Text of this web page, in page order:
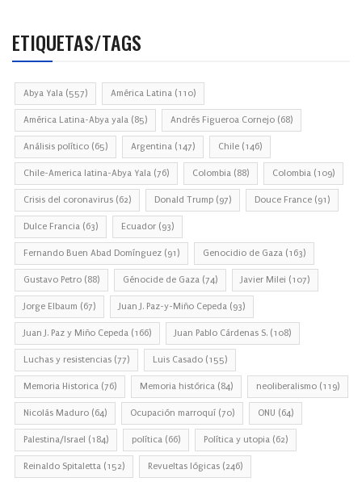
ETIQUETAS/TAGS
Abya Yala (557) América Latina (110)
América Latina-Abya yala (85) Andrés Figueroa Cornejo (68)
Análisis político (65) Argentina (147) Chile (146)
Chile-America latina-Abya Yala (76) Colombia (88) Colombia (109)
Crisis del coronavirus (62) Donald Trump (97) Douce France (91)
Dulce Francia (63) Ecuador (93)
Fernando Buen Abad Domínguez (91) Genocidio de Gaza (163)
Gustavo Petro (88) Génocide de Gaza (74) Javier Milei (107)
Jorge Elbaum (67) Juan J. Paz-y-Miño Cepeda (93)
Juan J. Paz y Miño Cepeda (166) Juan Pablo Cárdenas S. (108)
Luchas y resistencias (77) Luis Casado (155)
Memoria Historica (76) Memoria histórica (84) neoliberalismo (119)
Nicolás Maduro (64) Ocupación marroquí (70) ONU (64)
Palestina/Israel (184) política (66) Política y utopia (62)
Reinaldo Spitaletta (152) Revueltas lógicas (246)